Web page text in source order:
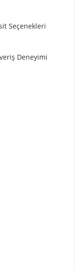
Seçenekleri
Deneyimi